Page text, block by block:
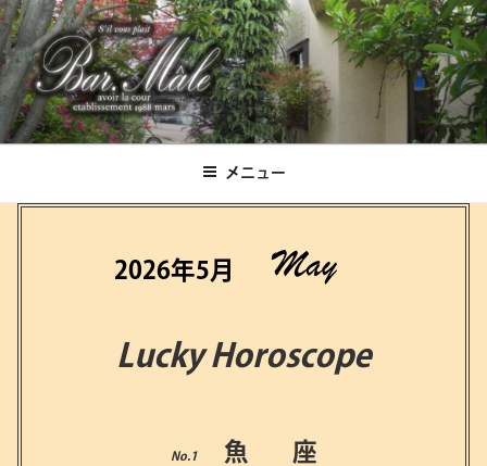
コ
ン
テ
ン
ツ
へBar.Male メニュー
2026年5月
Lucky Horoscope
魚 座